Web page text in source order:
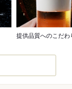
提供品質へのこだわ